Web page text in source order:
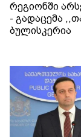
რეგიონში
- გადაცემა
ბულისკერია